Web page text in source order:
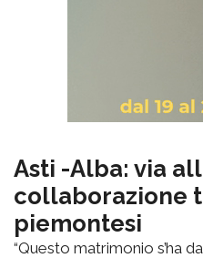
Asti -Alba: via
collaborazione
piemontesi
“Questo matrimonio s’ha